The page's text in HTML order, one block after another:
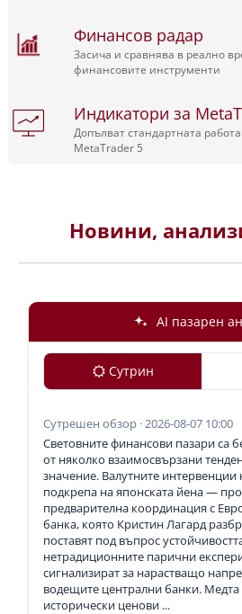
Финансов радар
Засича и сравнява в реално
финансовите инструменти
Индикатори за
Допълват стандартната
MetaTrader 5
Новини,
AI пазарен
Сутрин
Сутрешен обзор · 2026-08-07 10:00
Световните финансови пазари са
от няколко взаимосвързани
значение. Валутните
подкрепа на японската йена —
предварителна координация с
банка, която Кристин Лагард
поставят под въпрос
нетрадиционните парични
сигнализират за нарастващо
водещите централни банки. Медта
исторически ценови ...